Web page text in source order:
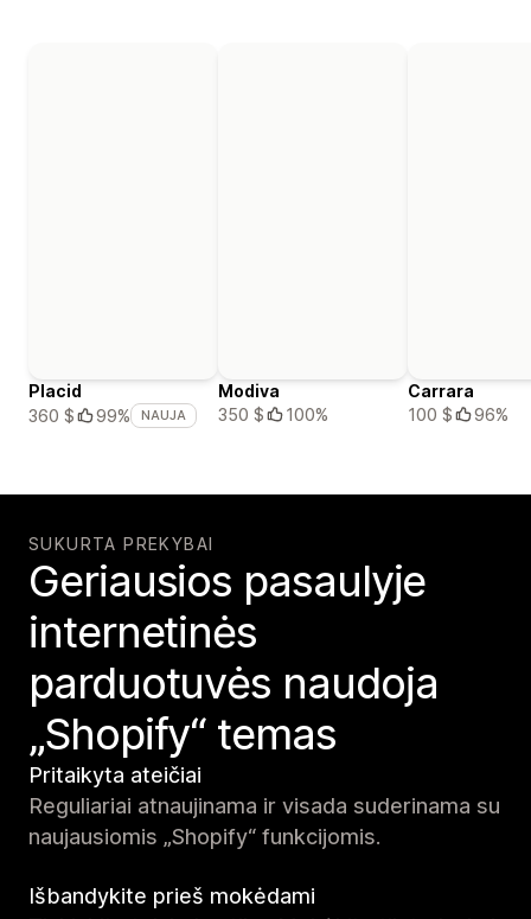
Placid
360 $
99% NAUJA
Modiva
350 $
100%
Carrara
100 $
96%
SUKURTA PREKYBAI
Geriausios pasaulyje
internetinės
parduotuvės naudoja
„Shopify“ temas
Pritaikyta ateičiai
Reguliariai atnaujinama ir visada suderinama su
naujausiomis „Shopify“ funkcijomis.
Išbandykite prieš mokėdami